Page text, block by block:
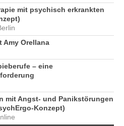
mit psychisch erkrankten
Amy Orellana
– eine
mit Angst- und Panikstörungen
Konzept)